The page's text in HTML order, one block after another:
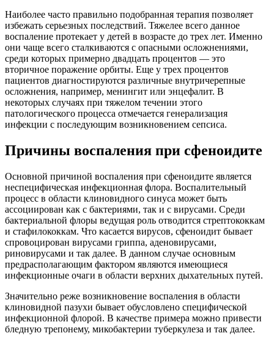
Наиболее часто правильно подобранная терапия позволяет
избежать серьезных последствий. Тяжелее всего данное
воспаление протекает у детей в возрасте до трех лет. Именно
они чаще всего сталкиваются с опасными осложнениями,
среди которых примерно двадцать процентов — это
вторичное поражение орбиты. Еще у трех процентов
пациентов диагностируются различные внутричерепные
осложнения, например, менингит или энцефалит. В
некоторых случаях при тяжелом течении этого
патологического процесса отмечается генерализация
инфекции с последующим возникновением сепсиса.
Причины воспаления при сфеноидите
Основной причиной воспаления при сфеноидите является
неспецифическая инфекционная флора. Воспалительный
процесс в области клиновидного синуса может быть
ассоциирован как с бактериями, так и с вирусами. Среди
бактериальной флоры ведущая роль отводится стрептококкам
и стафилококкам. Что касается вирусов, сфеноидит бывает
спровоцирован вирусами гриппа, аденовирусами,
риновирусами и так далее. В данном случае основным
предрасполагающим фактором являются имеющиеся
инфекционные очаги в области верхних дыхательных путей.
Значительно реже возникновение воспаления в области
клиновидной пазухи бывает обусловлено специфической
инфекционной флорой. В качестве примера можно привести
бледную трепонему, микобактерии туберкулеза и так далее.